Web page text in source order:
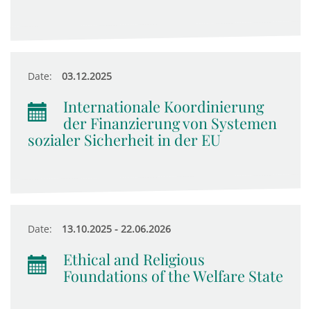
Date: 03.12.2025
Internationale Koordinierung
der Finanzierung von Systemen
sozialer Sicherheit in der EU
Date: 13.10.2025 - 22.06.2026
Ethical and Religious
Foundations of the Welfare State